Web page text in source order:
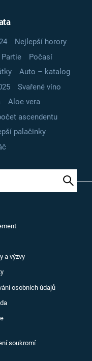
Nejlepší horory
Partie
Počasí
Auto – katalog
Svařené víno
Aloe vera
ascendentu
palačinky
a výzvy
osobních údajů
soukromí